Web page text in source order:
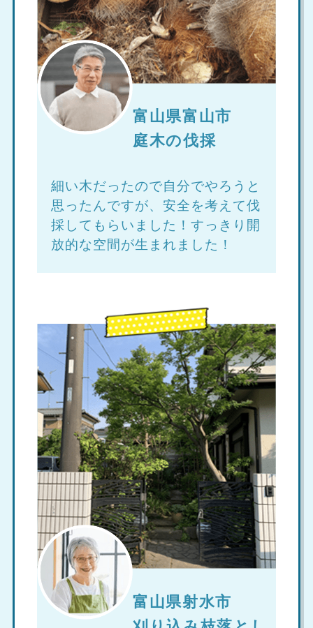
富山県富山市
庭木の伐採
細い木だったので自分でやろうと
思ったんですが、安全を考えて伐
採してもらいました！すっきり開
放的な空間が生まれました！
富山県射水市